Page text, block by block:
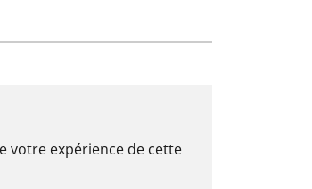
votre expérience de cette